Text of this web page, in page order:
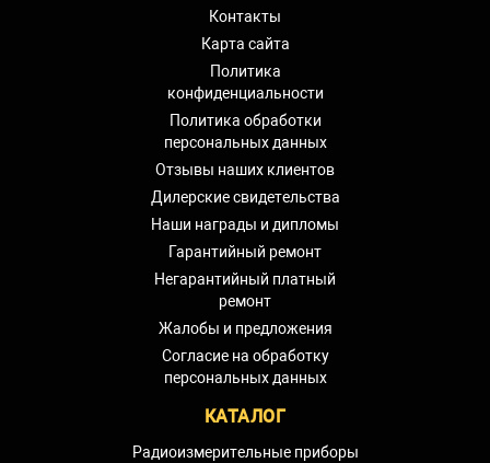
Контакты
Карта сайта
Политика
конфиденциальности
Политика обработки
персональных данных
Отзывы наших клиентов
Дилерские свидетельства
Наши награды и дипломы
Гарантийный ремонт
Негарантийный платный
ремонт
Жалобы и предложения
Согласие на обработку
персональных данных
КАТАЛОГ
Радиоизмерительные приборы